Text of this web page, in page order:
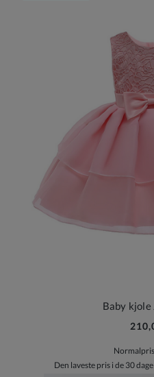
Baby kjole
Den laveste pris i de 30